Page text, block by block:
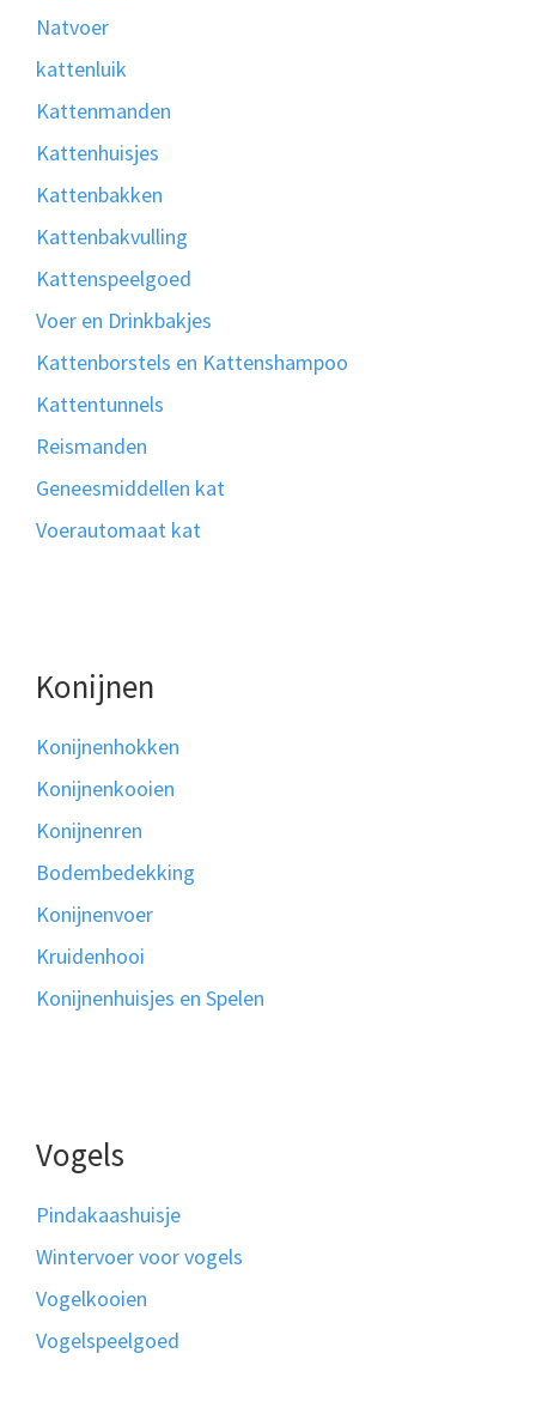
Natvoer
kattenluik
Kattenmanden
Kattenhuisjes
Kattenbakken
Kattenbakvulling
Kattenspeelgoed
Voer en Drinkbakjes
Kattenborstels en Kattenshampoo
Kattentunnels
Reismanden
Geneesmiddellen kat
Voerautomaat kat
Konijnen
Konijnenhokken
Konijnenkooien
Konijnenren
Bodembedekking
Konijnenvoer
Kruidenhooi
Konijnenhuisjes en Spelen
Vogels
Pindakaashuisje
Wintervoer voor vogels
Vogelkooien
Vogelspeelgoed